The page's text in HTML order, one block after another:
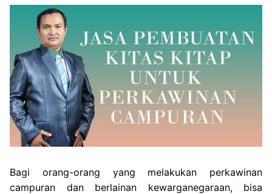
Bagi orang-orang yang melakukan perkawinan
campuran dan berlainan kewarganegaraan, bisa